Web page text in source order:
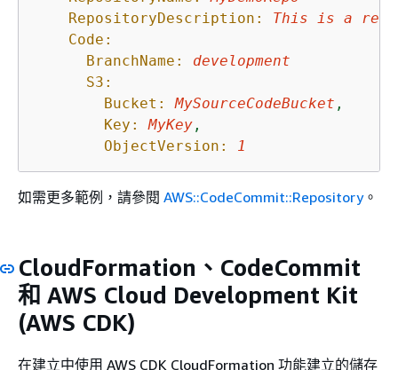
RepositoryDescription:
This is a
Code:
BranchName:
development
S3:
Bucket:
MySourceCodeBucket ,
Key:
MyKey ,
ObjectVersion:
1
如需更多範例，請參閱 AWS::CodeCommit::Repository。
CloudFormation、CodeCommit
和 AWS Cloud Development Kit
(AWS CDK)
在建立中使用 AWS CDK CloudFormation 功能建立的儲存